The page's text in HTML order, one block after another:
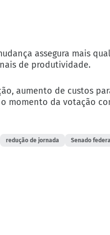
assegura mais
de produtividade.
aumento de custos
momento da votação
redução de jornada Senado